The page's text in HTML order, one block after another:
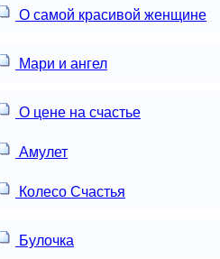
О самой красивой женщине
Мари и ангел
О цене на счастье
Амулет
Колесо Счастья
Булочка